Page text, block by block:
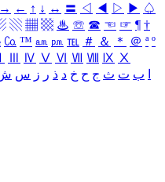
→ ← ↑ ↓ ↔ 〓 ◁ ◀ ▷ ▶ ♤
▧ ▦ ▩ ♨ ☏ ☎ ☜ ☞ ¶ †
㏇ ™ ㏂ ㏘ ℡ ＃ ＆ ＊ ＠ ª º
Ⅳ Ⅴ Ⅵ Ⅶ Ⅷ Ⅸ Ⅹ
ب ت ث ج ح خ د ذ ر ز س